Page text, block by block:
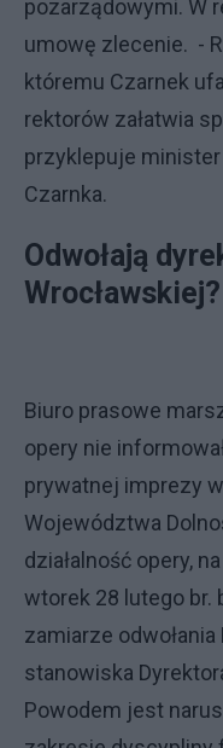
pozarządowymi. W
umowę zlecenie. -
któremu Czarnek
rektorów załatwia
przyklepuje
Czarnka.
Odwołają
Wrocławskiej?
Biuro prasowe
opery nie
prywatnej imprezy
Województwa
działalność opery,
wtorek 28 lutego br.
zamiarze
stanowiska
Powodem jest